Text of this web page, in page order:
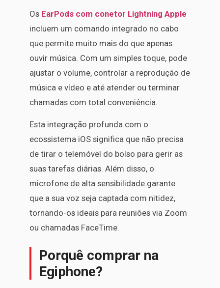
Os EarPods com conetor Lightning Apple
incluem um comando integrado no cabo
que permite muito mais do que apenas
ouvir música. Com um simples toque, pode
ajustar o volume, controlar a reprodução de
música e vídeo e até atender ou terminar
chamadas com total conveniência.
Esta integração profunda com o
ecossistema iOS significa que não precisa
de tirar o telemóvel do bolso para gerir as
suas tarefas diárias. Além disso, o
microfone de alta sensibilidade garante
que a sua voz seja captada com nitidez,
tornando-os ideais para reuniões via Zoom
ou chamadas FaceTime.
Porquê comprar na
Egiphone?